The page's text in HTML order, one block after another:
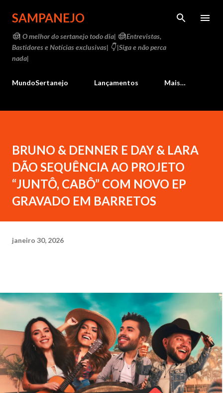
Pular para o conteúdo principal
SAMPANEJO
🤠| O melhor do sertanejo todo dia| 🤠|Entrevistas,
Bastidores e Notícias exclusivas| 👇 |Siga e não perca
nada|
MundoSertanejo Lançamentos Mais…
BRUNO & DENNER E DAY & LARA
DÃO SEQUÊNCIA AO PROJETO
“JUNTÔ, CABÔ” COM NOVO EP
GRAVADO EM BARRETOS
janeiro 30, 2026